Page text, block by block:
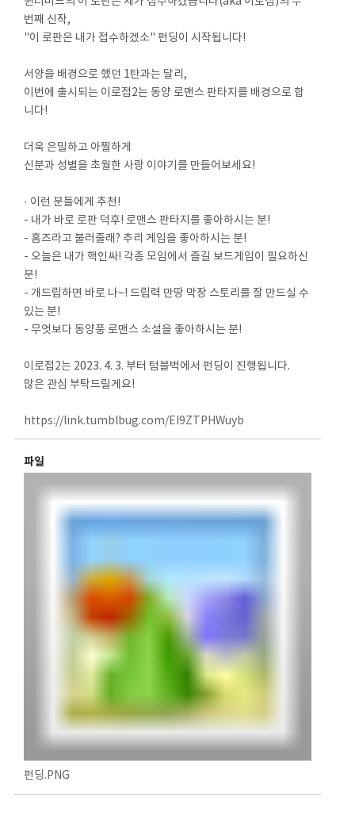
번째 신작,
"이 로판은 내가 접수하겠소" 펀딩이 시작됩니다!
서양을 배경으로 했던 1탄과는 달리,
이번에 출시되는 이로접2는 동양 로맨스 판타지를 배경으로 합
니다!
더욱 은밀하고 아찔하게
신분과 성별을 초월한 사랑 이야기를 만들어보세요!
· 이런 분들에게 추천!
- 내가 바로 로판 덕후! 로맨스 판타지를 좋아하시는 분!
- 홈즈라고 불러줄래? 추리 게임을 좋아하시는 분!
- 오늘은 내가 핵인싸! 각종 모임에서 즐길 보드게임이 필요하신
분!
- 개드립하면 바로 나~! 드립력 만땅 막장 스토리를 잘 만드실 수
있는 분!
- 무엇보다 동양풍 로맨스 소설을 좋아하시는 분!
이로접2는 2023. 4. 3. 부터 텀블벅에서 펀딩이 진행됩니다.
많은 관심 부탁드릴게요!
https://link.tumblbug.com/EI9ZTPHWuyb
파일
펀딩.PNG